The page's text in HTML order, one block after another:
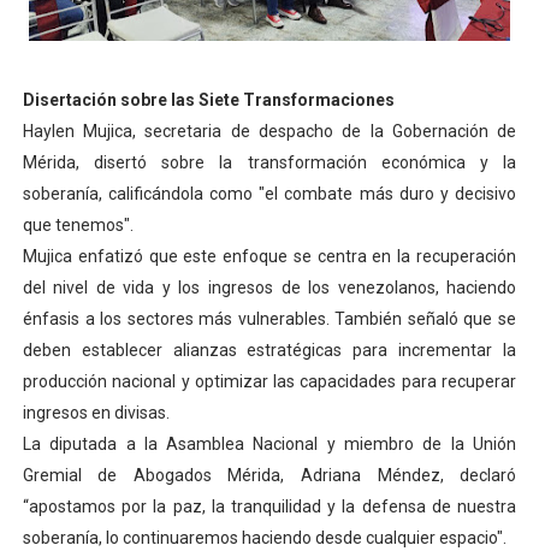
Disertación sobre las Siete Transformaciones
Haylen Mujica, secretaria de despacho de la Gobernación de
Mérida, disertó sobre la transformación económica y la
soberanía, calificándola como "el combate más duro y decisivo
que tenemos".
Mujica enfatizó que este enfoque se centra en la recuperación
del nivel de vida y los ingresos de los venezolanos, haciendo
énfasis a los sectores más vulnerables. También señaló que se
deben establecer alianzas estratégicas para incrementar la
producción nacional y optimizar las capacidades para recuperar
ingresos en divisas.
La diputada a la Asamblea Nacional y miembro de la Unión
Gremial de Abogados Mérida, Adriana Méndez, declaró
“apostamos por la paz, la tranquilidad y la defensa de nuestra
soberanía, lo continuaremos haciendo desde cualquier espacio".